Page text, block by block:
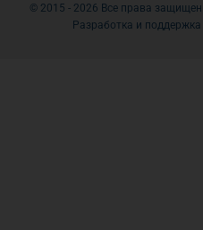
© 2015 - 2026 Все права
Разработка и поддержка